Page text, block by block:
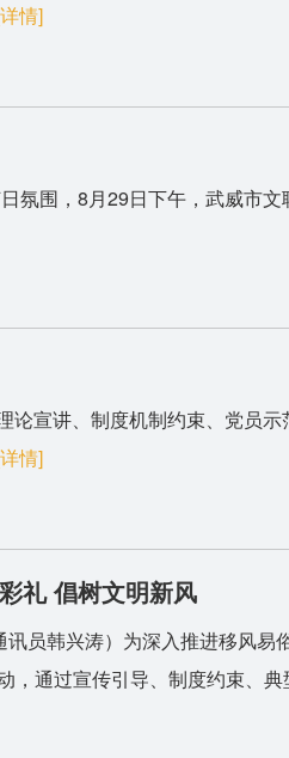
情]
围，8月29日下午，武威市
宣讲、制度机制约束、党员
情]
礼 倡树文明新风
员韩兴涛）为深入推进移风
，通过宣传引导、制度约束、